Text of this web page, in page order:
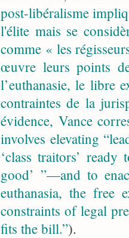
post-libéralisme
l'élite mais se
comme « les
œuvre leurs points
l’euthanasie, le libre
contraintes de la
évidence, Vance
involves elevating
‘class traitors’
good’ ”—and to
euthanasia, the free
constraints of legal
fits the bill.”).